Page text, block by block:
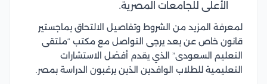
الأعلى للجامعات المصرية.
لمعرفة المزيد من الشروط وتفاصيل الالتحاق بماجستير
قانون خاص عن بعد يرجى التواصل مع مكتب “ملتقى
التعليم السعودى” الذي يقدم أفضل الاستشارات
التعليمية للطلاب الوافدين الذين يرغبون الدراسة بمصر.